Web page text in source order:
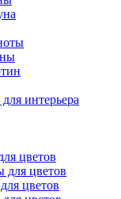
интерьера
цветов
для цветов
цветов